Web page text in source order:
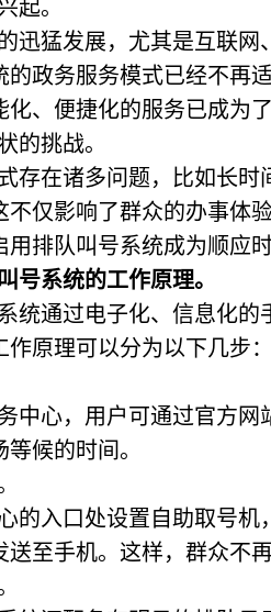
起。
迅猛发展，尤其是互联
的政务服务模式已经不再
、便捷化的服务已成为
的挑战。
存在诸多问题，比如长
不仅影响了群众的办事体
排队叫号系统成为顺应
号系统的工作原理。
统通过电子化、信息化
原理可以分为以下几步：
中心，用户可通过官方
候的时间。
的入口处设置自助取号
送至手机。这样，群众不